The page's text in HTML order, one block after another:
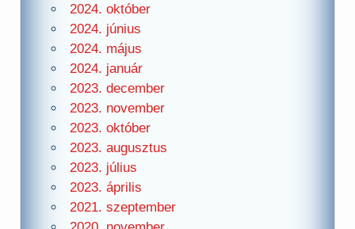
2024. október
2024. június
2024. május
2024. január
2023. december
2023. november
2023. október
2023. augusztus
2023. július
2023. április
2021. szeptember